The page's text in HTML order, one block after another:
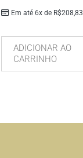
Em até 6x de R$208,83
ADICIONAR AO
CARRINHO